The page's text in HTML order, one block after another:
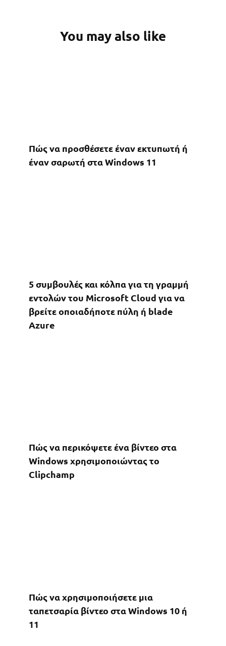
You may also like
Πώς να προσθέσετε έναν εκτυπωτή ή
έναν σαρωτή στα Windows 11
5 συμβουλές και κόλπα για τη γραμμή
εντολών του Microsoft Cloud για να
βρείτε οποιαδήποτε πύλη ή blade
Azure
Πώς να περικόψετε ένα βίντεο στα
Windows χρησιμοποιώντας το
Clipchamp
Πώς να χρησιμοποιήσετε μια
ταπετσαρία βίντεο στα Windows 10 ή
11